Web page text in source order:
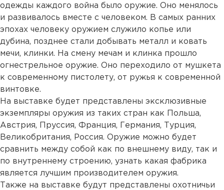
одежды каждого война было оружие. Оно менялось
и развивалось вместе с человеком. В самых ранних
эпохах человеку оружием служило копье или
дубина, позднее стали добывать металл и ковать
мечи, клинки. На смену мечам и клинка прошло
огнестрельное оружие. Оно переходило от мушкета
к современному пистолету, от ружья к современной
винтовке.
На выставке будет представлены эксклюзивные
экземпляры оружия из таких стран как Польша,
Австрия, Пруссия, Франция, Германия, Турция,
Великобритания, Россия. Оружие можно будет
сравнить между собой как по внешнему виду, так и
по внутреннему строению, узнать какая фабрика
является лучшим производителем оружия.
Также на выставке будут представлены охотничьи